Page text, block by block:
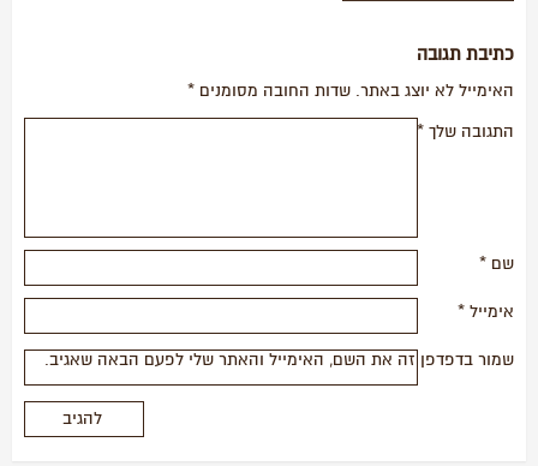
כתיבת תגובה
האימייל לא יוצג באתר. שדות החובה מסומנים *
התגובה שלך *
שם *
אימייל *
שמור בדפדפן זה את השם, האימייל והאתר שלי לפעם הבאה שאגיב.